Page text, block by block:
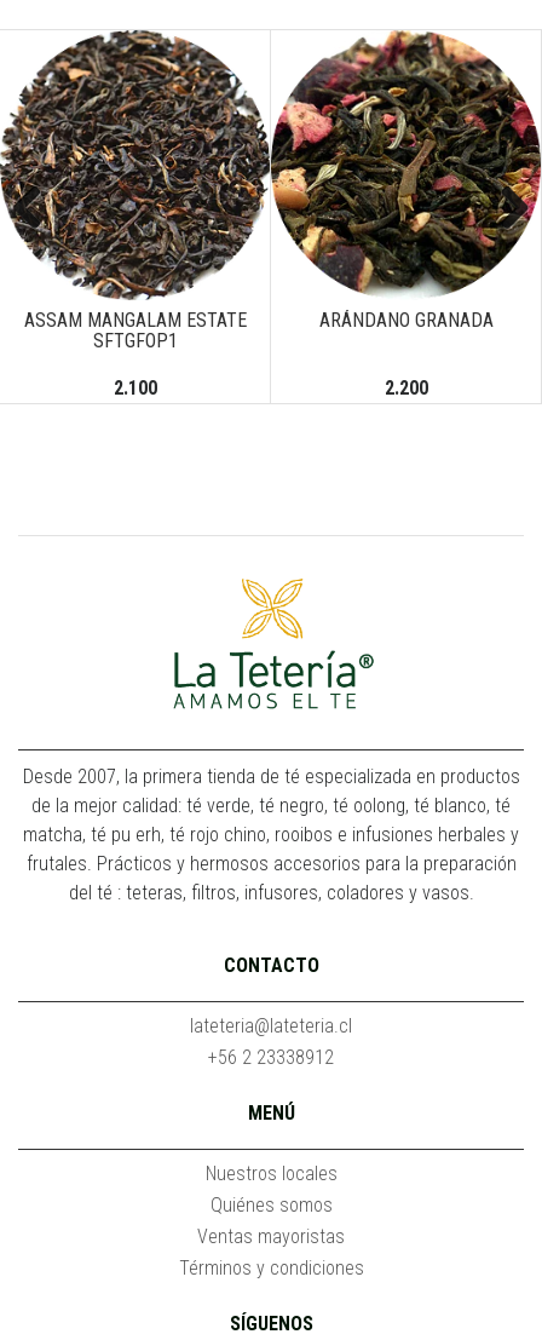
ASSAM MANGALAM ESTATE
SFTGFOP1
2.100
ARÁNDANO GRANADA
2.200
Previous Next
Desde 2007, la primera tienda de té especializada en productos
de la mejor calidad: té verde, té negro, té oolong, té blanco, té
matcha, té pu erh, té rojo chino, rooibos e infusiones herbales y
frutales. Prácticos y hermosos accesorios para la preparación
del té : teteras, filtros, infusores, coladores y vasos.
CONTACTO
lateteria@lateteria.cl
+56 2 23338912
MENÚ
Nuestros locales
Quiénes somos
Ventas mayoristas
Términos y condiciones
SÍGUENOS